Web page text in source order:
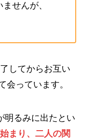
せんが、
してからお互い
会っています。
明るみに出たとい
まり、二人の関